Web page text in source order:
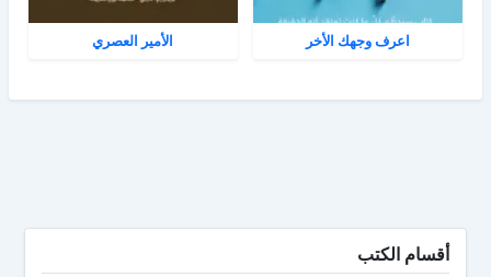
اعرف وجهك الأخر الأمير العصري
أقسام الكتب